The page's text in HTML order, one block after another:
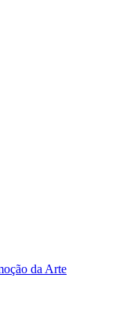
da Arte